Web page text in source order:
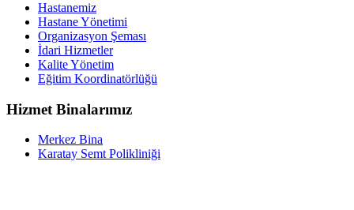
Hastanemiz
Hastane Yönetimi
Organizasyon Şeması
İdari Hizmetler
Kalite Yönetim
Eğitim Koordinatörlüğü
Hizmet Binalarımız
Merkez Bina
Karatay Semt Polikliniği